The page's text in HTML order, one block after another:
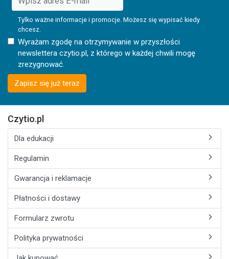
Tylko ważne informacje i promocje. Możesz się wypisać kiedy
chcesz.
Wyrażam zgodę na otrzymywanie w przyszłości
newslettera czytio.pl, z którego w każdej chwili mogę
zrezygnować.
Zapisz się już teraz
Czytio.pl
Dla edukacji
Regulamin
Gwarancja i reklamacje
Płatności i dostawy
Formularz zwrotu
Polityka prywatności